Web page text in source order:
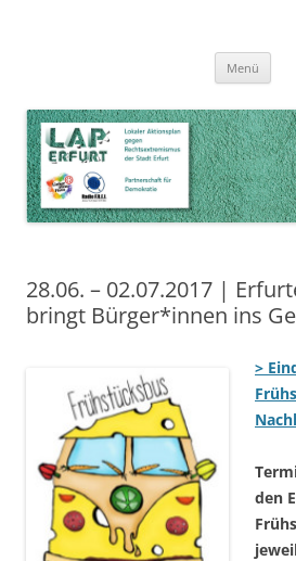
Lokaler Aktionsplan gegen
Stärkung der Vielfalt,
Menü
28.06. – 02.07.2017 |
bringt Bürger*innen ins
>
den